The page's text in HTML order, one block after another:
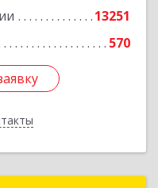
13251
570